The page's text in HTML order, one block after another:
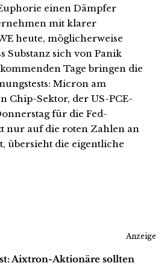
einen Dämpfer
mit klarer
heute, möglicherweise
Substanz sich von Panik
Tage bringen die
Micron am
Chip-Sektor, der US-PCE-
für die Fed-
nur auf die roten Zahlen an
übersieht die eigentliche
Anzeige
Aixtron-Aktionäre sollten